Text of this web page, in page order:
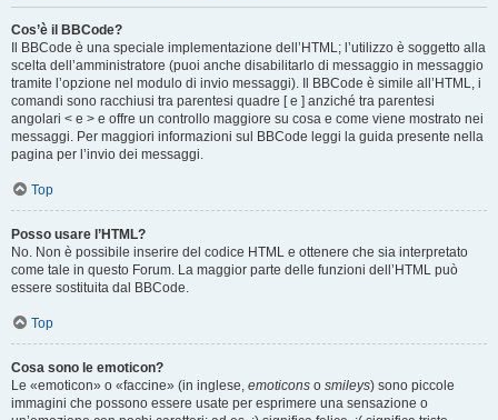
Cos’è il BBCode?
Il BBCode è una speciale implementazione dell’HTML; l’utilizzo è soggetto alla
scelta dell’amministratore (puoi anche disabilitarlo di messaggio in messaggio
tramite l’opzione nel modulo di invio messaggi). Il BBCode è simile all’HTML, i
comandi sono racchiusi tra parentesi quadre [ e ] anziché tra parentesi
angolari < e > e offre un controllo maggiore su cosa e come viene mostrato nei
messaggi. Per maggiori informazioni sul BBCode leggi la guida presente nella
pagina per l’invio dei messaggi.
Top
Posso usare l’HTML?
No. Non è possibile inserire del codice HTML e ottenere che sia interpretato
come tale in questo Forum. La maggior parte delle funzioni dell’HTML può
essere sostituita dal BBCode.
Top
Cosa sono le emoticon?
Le «emoticon» o «faccine» (in inglese, emoticons o smileys) sono piccole
immagini che possono essere usate per esprimere una sensazione o